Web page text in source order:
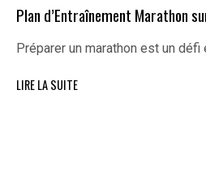
Plan d’Entraînement Marathon
Préparer un marathon est un
LIRE LA SUITE